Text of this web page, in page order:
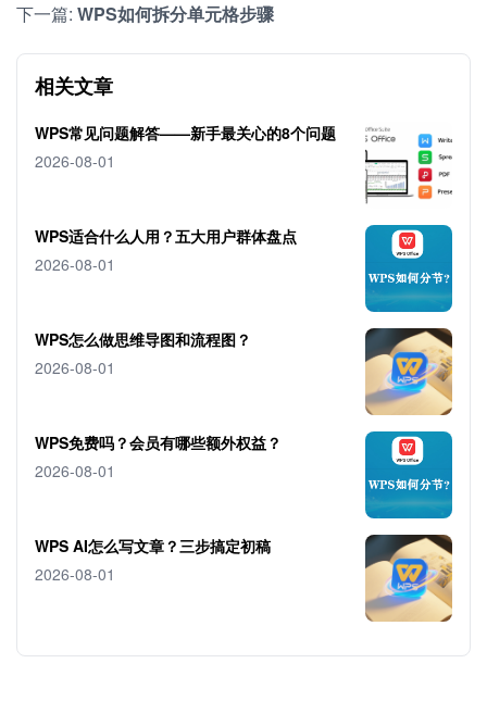
下一篇: WPS如何拆分单元格步骤
相关文章
WPS常见问题解答——新手最关心的8个问题
2026-08-01
WPS适合什么人用？五大用户群体盘点
2026-08-01
WPS怎么做思维导图和流程图？
2026-08-01
WPS免费吗？会员有哪些额外权益？
2026-08-01
WPS AI怎么写文章？三步搞定初稿
2026-08-01